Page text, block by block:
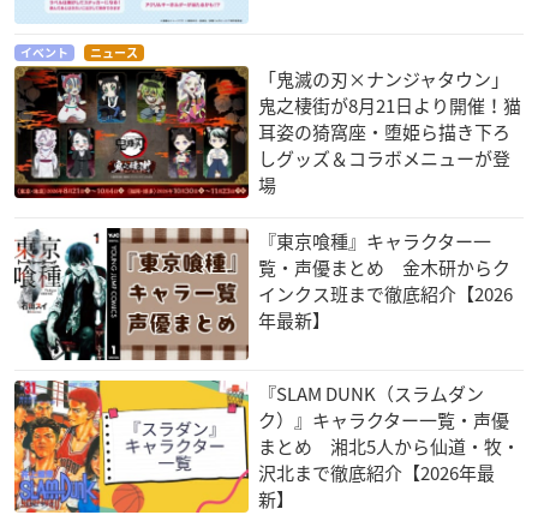
イベント ニュース
「鬼滅の刃×ナンジャタウン」
鬼之棲街が8月21日より開催！猫
耳姿の猗窩座・堕姫ら描き下ろ
しグッズ＆コラボメニューが登
場
『東京喰種』キャラクター一
覧・声優まとめ 金木研からク
インクス班まで徹底紹介【2026
年最新】
『SLAM DUNK（スラムダン
ク）』キャラクター一覧・声優
まとめ 湘北5人から仙道・牧・
沢北まで徹底紹介【2026年最
新】